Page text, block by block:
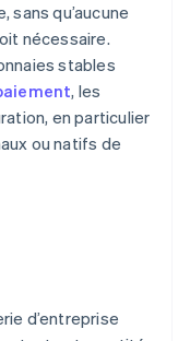
qu’aucune
nécessaire.
stables
, les
en particulier
ou natifs de
d’entreprise